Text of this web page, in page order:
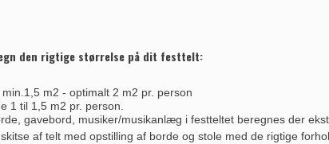
den rigtige størrelse på dit festtelt:
m2 - optimalt 2 m2 pr. person
1 til 1,5 m2 pr. person.
gavebord, musiker/musikanlæg i festteltet beregnes der
af telt med opstilling af borde og stole med de rigtige